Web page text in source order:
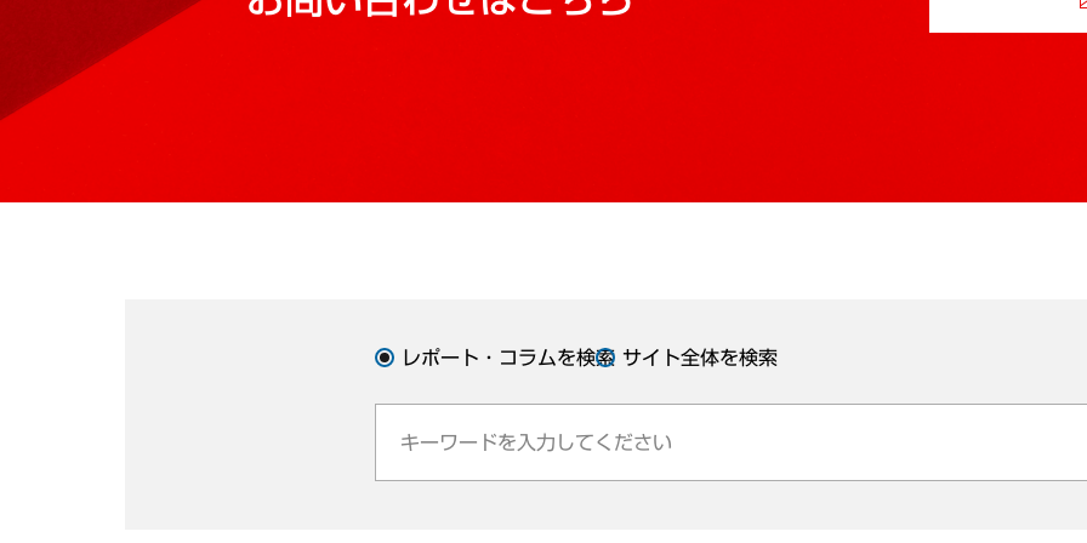
レポート・コラムを検索 サイト全体を検索